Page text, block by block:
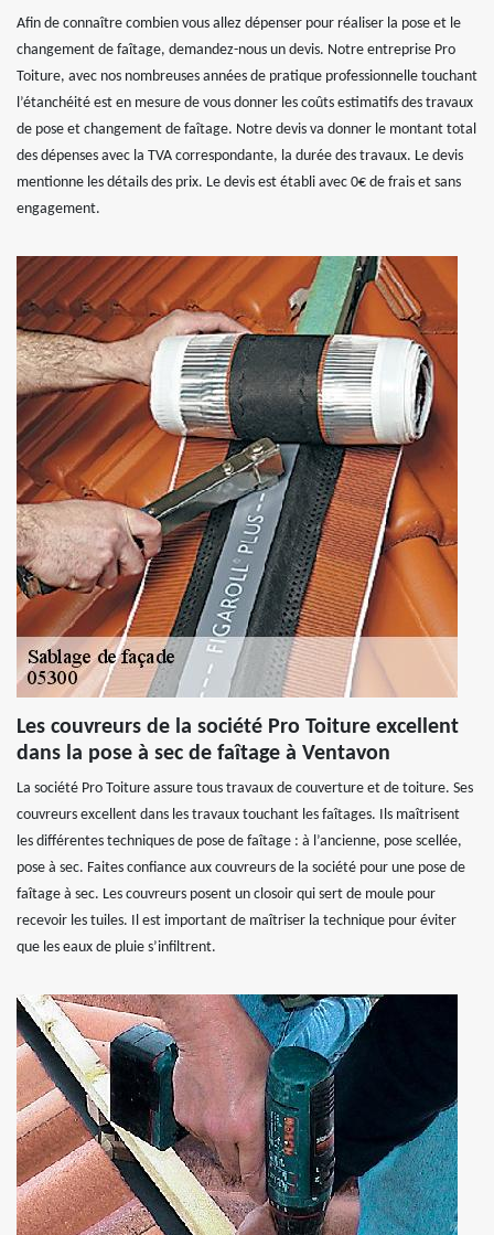
Afin de connaître combien vous allez dépenser pour réaliser la pose et le
changement de faîtage, demandez-nous un devis. Notre entreprise Pro
Toiture, avec nos nombreuses années de pratique professionnelle touchant
l’étanchéité est en mesure de vous donner les coûts estimatifs des travaux
de pose et changement de faîtage. Notre devis va donner le montant total
des dépenses avec la TVA correspondante, la durée des travaux. Le devis
mentionne les détails des prix. Le devis est établi avec 0€ de frais et sans
engagement.
Les couvreurs de la société Pro Toiture excellent
dans la pose à sec de faîtage à Ventavon
La société Pro Toiture assure tous travaux de couverture et de toiture. Ses
couvreurs excellent dans les travaux touchant les faîtages. Ils maîtrisent
les différentes techniques de pose de faîtage : à l’ancienne, pose scellée,
pose à sec. Faites confiance aux couvreurs de la société pour une pose de
faîtage à sec. Les couvreurs posent un closoir qui sert de moule pour
recevoir les tuiles. Il est important de maîtriser la technique pour éviter
que les eaux de pluie s’infiltrent.